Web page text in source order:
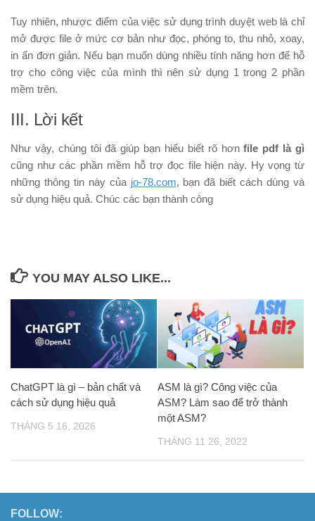
Tuy nhiên, nhược điểm của việc sử dụng trình duyệt web là chỉ
mở được file ở mức cơ bản như đọc, phóng to, thu nhỏ, xoay,
in ấn đơn giản. Nếu bạn muốn dùng nhiều tính năng hơn để hỗ
trợ cho công việc của mình thì nên sử dụng 1 trong 2 phần
mềm trên.
III. Lời kết
Như vậy, chúng tôi đã giúp bạn hiểu biết rõ hơnfile pdf là gì
cũng như các phần mềm hỗ trợ đọc file hiện này. Hy vọng từ
những thông tin này của jo-78.com, bạn đã biết cách dùng và
sử dụng hiệu quả. Chúc các bạn thành công
YOU MAY ALSO LIKE...
ChatGPT là gì – bản chất và
cách sử dụng hiệu quả
THÁNG 5 16, 2026
ASM là gì? Công việc của
ASM? Làm sao để trở thành
một ASM?
THÁNG 11 26, 2022
FOLLOW: